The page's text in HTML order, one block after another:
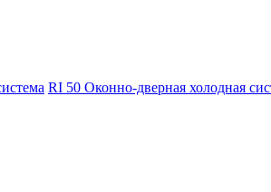
RI 50 Оконно-дверная холодная